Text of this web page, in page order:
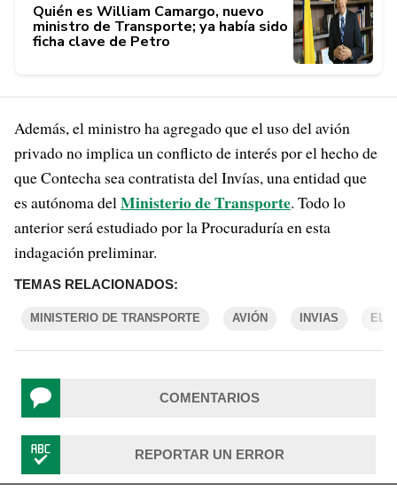
Quién es William Camargo, nuevo
ministro de Transporte; ya había sido
ficha clave de Petro
Además, el ministro ha agregado que el uso del avión
privado no implica un conflicto de interés por el hecho de
que Contecha sea contratista del Invías, una entidad que
es autónoma delMinisterio de Transporte. Todo lo
anterior será estudiado por la Procuraduría en esta
indagación preliminar.
TEMAS RELACIONADOS:
MINISTERIO DE TRANSPORTE AVIÓN INVIAS EL
COMENTARIOS
REPORTAR UN ERROR